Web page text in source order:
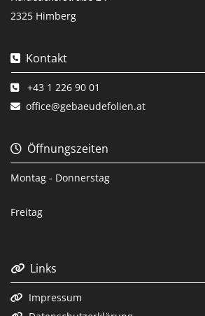
2325 Himberg
 Kontakt
 +43 1 226 90 01
 office@gebaeudefolien.at
 Öffnungszeiten
Montag - Donnerstag
Freitag
 Links
 Impressum